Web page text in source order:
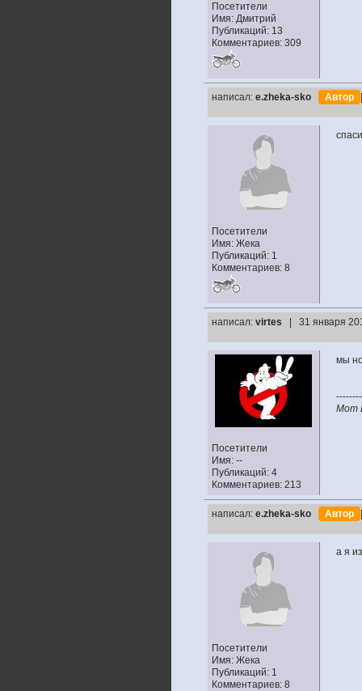
Посетители
Имя: Дмитрий
Публикаций: 13
Комментариев: 309
написал: e.zheka-sko Автор
Посетители
Имя: Жека
Публикаций: 1
Комментариев: 8
написал: virtes | 31 января
Посетители
Имя: --
Публикаций: 4
Комментариев: 213
мы
Мот
написал: e.zheka-sko Автор
Посетители
Имя: Жека
Публикаций: 1
Комментариев: 8
а я